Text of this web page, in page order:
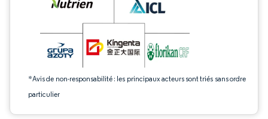
*Avis de non-responsabilité : les principaux acteurs sont triés sans ordre
particulier